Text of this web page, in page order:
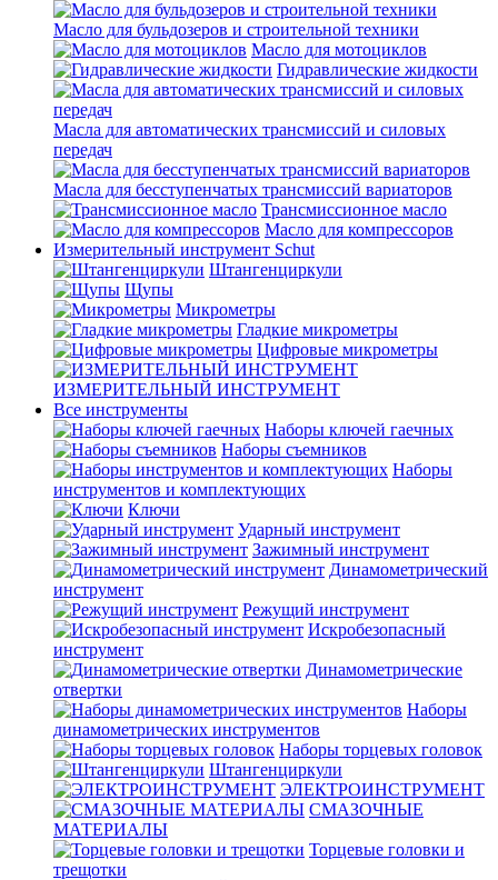
Масло для бульдозеров и строительной техники
Масло для мотоциклов
Гидравлические жидкости
Масла для автоматических трансмиссий и силовых
передач
Масла для бесступенчатых трансмиссий вариаторов
Трансмиссионное масло
Масло для компрессоров
Измерительный инструмент Schut
Штангенциркули
Щупы
Микрометры
Гладкие микрометры
Цифровые микрометры
ИЗМЕРИТЕЛЬНЫЙ ИНСТРУМЕНТ
Все инструменты
Наборы ключей гаечных
Наборы съемников
Наборы
инструментов и комплектующих
Ключи
Ударный инструмент
Зажимный инструмент
Динамометрический
инструмент
Режущий инструмент
Искробезопасный
инструмент
Динамометрические
отвертки
Наборы
динамометрических инструментов
Наборы торцевых головок
Штангенциркули
ЭЛЕКТРОИНСТРУМЕНТ
СМАЗОЧНЫЕ
МАТЕРИАЛЫ
Торцевые головки и
трещотки